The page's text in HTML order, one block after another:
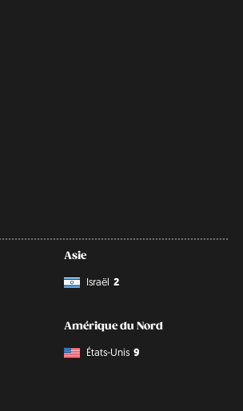
Asie
Israël 2
Amérique du Nord
États-Unis 9